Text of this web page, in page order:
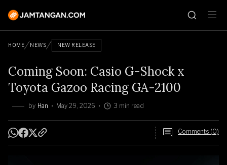
HOME NEWS NEW RELEASE
Coming Soon: Casio G-Shock x
Toyota Gazoo Racing GA-2100
by Han May 29, 2026 3 min read
Comments (0)